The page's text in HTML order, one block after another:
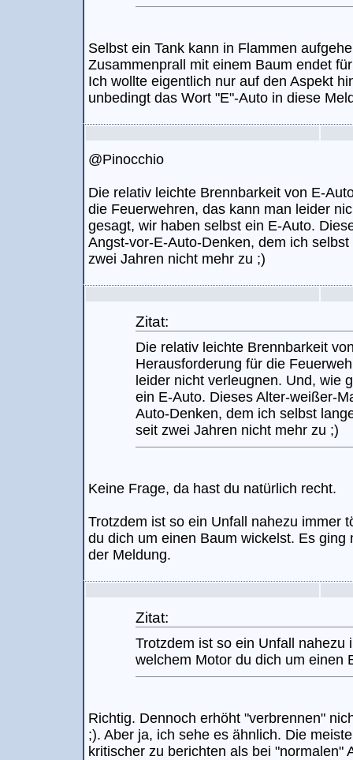
Selbst ein Tank kann in Flammen
Zusammenprall mit einem Baum endet
Ich wollte eigentlich nur auf den Aspekt
unbedingt das Wort "E"-Auto in diese
@Pinocchio
Die relativ leichte Brennbarkeit von E-
die Feuerwehren, das kann man leider
gesagt, wir haben selbst ein E-Auto.
Angst-vor-E-Auto-Denken, dem ich
zwei Jahren nicht mehr zu ;)
Zitat:
Die relativ leichte Brennbarkeit
Herausforderung für die
leider nicht verleugnen. Und, wie
ein E-Auto. Dieses Alter-weißer-
Auto-Denken, dem ich selbst
seit zwei Jahren nicht mehr zu ;)
Keine Frage, da hast du natürlich recht.
Trotzdem ist so ein Unfall nahezu immer
du dich um einen Baum wickelst. Es
der Meldung.
Zitat:
Trotzdem ist so ein Unfall nahezu
welchem Motor du dich um einen
Richtig. Dennoch erhöht "verbrennen"
;). Aber ja, ich sehe es ähnlich. Die
kritischer zu berichten als bei "normalen"